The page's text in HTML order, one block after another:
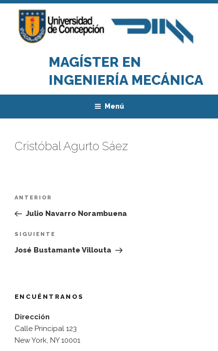
Saltar
contenido
MAGÍSTER EN
INGENIERÍA MECÁNICA
Menú
Cristóbal Agurto Sáez
Navegación
entradas
Entrada
anterior:
ANTERIOR
Julio Navarro Norambuena
Siguiente
entrada
SIGUIENTE
José Bustamante Villouta
ENCUÉNTRANOS
Dirección
Calle Principal 123
New York, NY 10001